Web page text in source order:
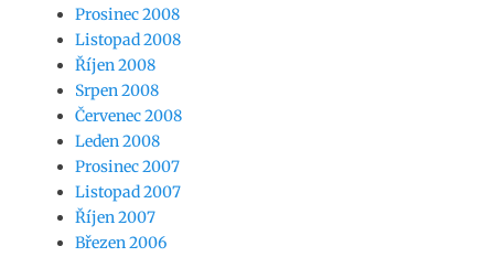
Prosinec 2008
Listopad 2008
Říjen 2008
Srpen 2008
Červenec 2008
Leden 2008
Prosinec 2007
Listopad 2007
Říjen 2007
Březen 2006